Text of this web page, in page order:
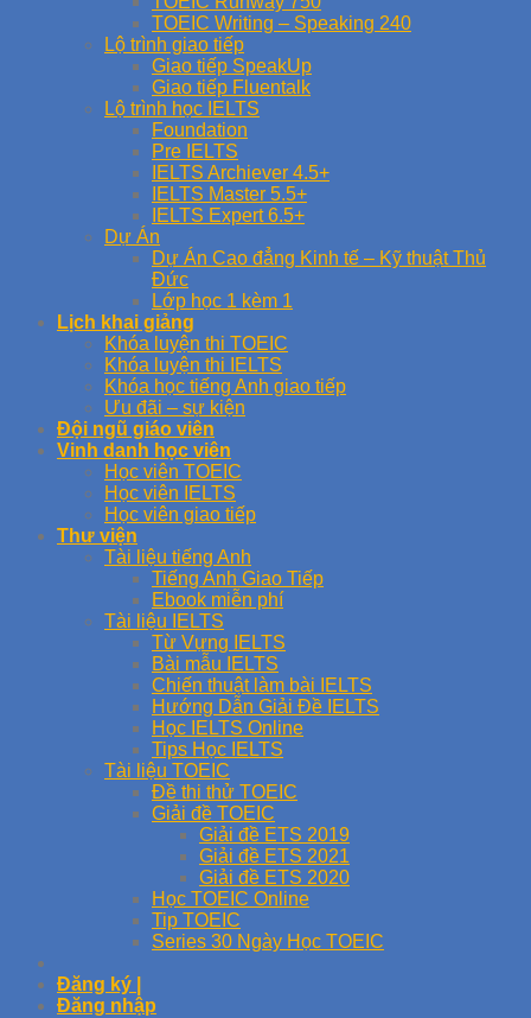
TOEIC Writing – Speaking 240
Lộ trình giao tiếp
Giao tiếp SpeakUp
Giao tiếp Fluentalk
Lộ trình học IELTS
Foundation
Pre IELTS
IELTS Archiever 4.5+
IELTS Master 5.5+
IELTS Expert 6.5+
Dự Án
Dự Án Cao đẳng Kinh tế – Kỹ thuật Thủ
Đức
Lớp học 1 kèm 1
Lịch khai giảng
Khóa luyện thi TOEIC
Khóa luyện thi IELTS
Khóa học tiếng Anh giao tiếp
Ưu đãi – sự kiện
Đội ngũ giáo viên
Vinh danh học viên
Học viên TOEIC
Học viên IELTS
Học viên giao tiếp
Thư viện
Tài liệu tiếng Anh
Tiếng Anh Giao Tiếp
Ebook miễn phí
Tài liệu IELTS
Từ Vựng IELTS
Bài mẫu IELTS
Chiến thuật làm bài IELTS
Hướng Dẫn Giải Đề IELTS
Học IELTS Online
Tips Học IELTS
Tài liệu TOEIC
Đề thi thử TOEIC
Giải đề TOEIC
Giải đề ETS 2019
Giải đề ETS 2021
Giải đề ETS 2020
Học TOEIC Online
Tip TOEIC
Series 30 Ngày Học TOEIC
Đăng ký |
Đăng nhập